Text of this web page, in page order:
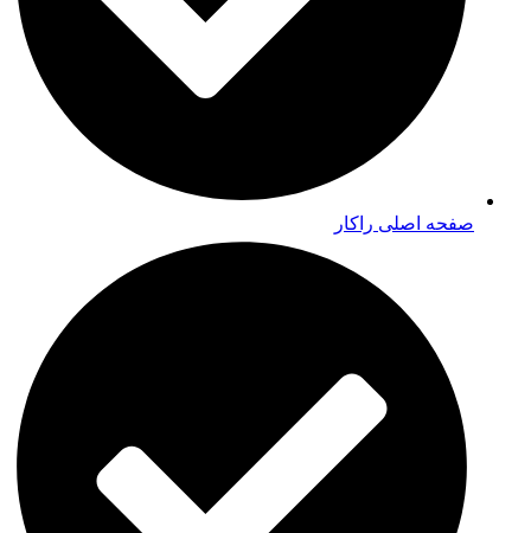
صفحه اصلی راکار